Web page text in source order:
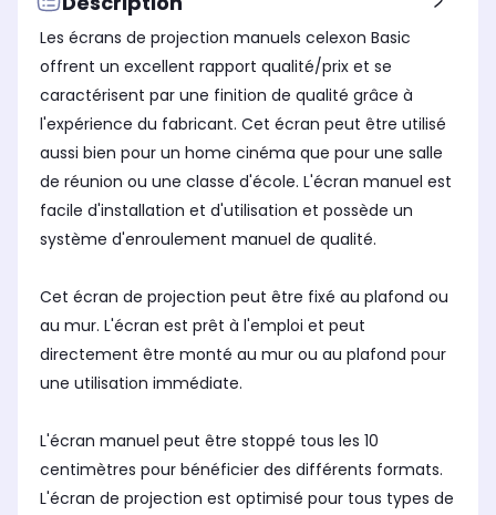
Installation au sol
Non
Non
Fixation murale
Non
Installation au sol
Non
Non
Fixation murale
Oui
Les écrans de projection manuels celexon Basic
offrent un excellent rapport qualité/prix et se
caractérisent par une finition de qualité grâce à
l'expérience du fabricant. Cet écran peut être utilisé
aussi bien pour un home cinéma que pour une salle
de réunion ou une classe d'école. L'écran manuel est
facile d'installation et d'utilisation et possède un
système d'enroulement manuel de qualité.
Cet écran de projection peut être fixé au plafond ou
au mur. L'écran est prêt à l'emploi et peut
directement être monté au mur ou au plafond pour
une utilisation immédiate.
L'écran manuel peut être stoppé tous les 10
centimètres pour bénéficier des différents formats.
L'écran de projection est optimisé pour tous types de